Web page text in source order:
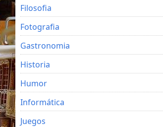
Filosofia
Fotografia
Gastronomia
Historia
Humor
Informática
Juegos